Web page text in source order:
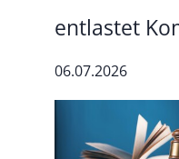
entlastet
06.07.2026